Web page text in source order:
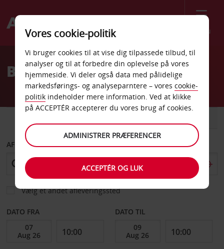
Menu
Welcome
AvisBilleje Buchs
AFHENT FRA
Vælg et andet afleveringssted
DATO FRA DATO TIL
Vores cookie-politik
Vi bruger cookies til at vise dig tilpassede tilbud, til
analyser og til at forbedre din oplevelse på vores
hjemmeside. Vi deler også data med pålidelige
markedsførings- og analyseparntere – vores cookie-
politik indeholder mere information. Ved at klikke
på ACCEPTÉR accepterer du vores brug af cookies.
ADMINISTRER PRÆFERENCER
ACCEPTÉR OG LUK